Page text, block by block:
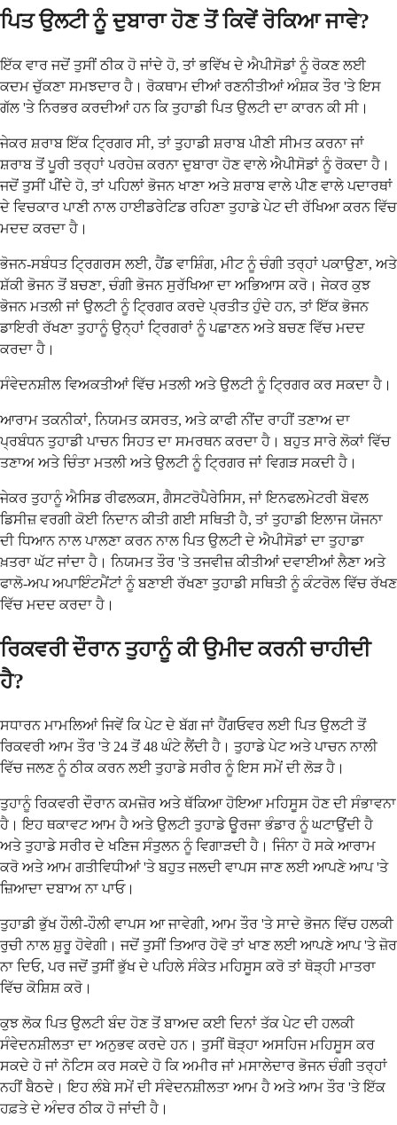
ਪਿਤ ਉਲਟੀ ਨੂੰ ਦੁਬਾਰਾ ਹੋਣ ਤੋਂ ਕਿਵੇਂ ਰੋਕਿਆ ਜਾਵੇ?
ਇੱਕ ਵਾਰ ਜਦੋਂ ਤੁਸੀਂ ਠੀਕ ਹੋ ਜਾਂਦੇ ਹੋ, ਤਾਂ ਭਵਿੱਖ ਦੇ ਐਪੀਸੋਡਾਂ ਨੂੰ ਰੋਕਣ ਲਈ
ਕਦਮ ਚੁੱਕਣਾ ਸਮਝਦਾਰ ਹੈ। ਰੋਕਥਾਮ ਦੀਆਂ ਰਣਨੀਤੀਆਂ ਅੰਸ਼ਕ ਤੌਰ 'ਤੇ ਇਸ
ਗੱਲ 'ਤੇ ਨਿਰਭਰ ਕਰਦੀਆਂ ਹਨ ਕਿ ਤੁਹਾਡੀ ਪਿਤ ਉਲਟੀ ਦਾ ਕਾਰਨ ਕੀ ਸੀ।
ਜੇਕਰ ਸ਼ਰਾਬ ਇੱਕ ਟ੍ਰਿਗਰ ਸੀ, ਤਾਂ ਤੁਹਾਡੀ ਸ਼ਰਾਬ ਪੀਣੀ ਸੀਮਤ ਕਰਨਾ ਜਾਂ
ਸ਼ਰਾਬ ਤੋਂ ਪੂਰੀ ਤਰ੍ਹਾਂ ਪਰਹੇਜ਼ ਕਰਨਾ ਦੁਬਾਰਾ ਹੋਣ ਵਾਲੇ ਐਪੀਸੋਡਾਂ ਨੂੰ ਰੋਕਦਾ ਹੈ।
ਜਦੋਂ ਤੁਸੀਂ ਪੀਂਦੇ ਹੋ, ਤਾਂ ਪਹਿਲਾਂ ਭੋਜਨ ਖਾਣਾ ਅਤੇ ਸ਼ਰਾਬ ਵਾਲੇ ਪੀਣ ਵਾਲੇ ਪਦਾਰਥਾਂ
ਦੇ ਵਿਚਕਾਰ ਪਾਣੀ ਨਾਲ ਹਾਈਡਰੇਟਿਡ ਰਹਿਣਾ ਤੁਹਾਡੇ ਪੇਟ ਦੀ ਰੱਖਿਆ ਕਰਨ ਵਿੱਚ
ਮਦਦ ਕਰਦਾ ਹੈ।
ਭੋਜਨ-ਸਬੰਧਤ ਟ੍ਰਿਗਰਸ ਲਈ, ਹੈਂਡ ਵਾਸ਼ਿੰਗ, ਮੀਟ ਨੂੰ ਚੰਗੀ ਤਰ੍ਹਾਂ ਪਕਾਉਣਾ, ਅਤੇ
ਸ਼ੱਕੀ ਭੋਜਨ ਤੋਂ ਬਚਣਾ, ਚੰਗੀ ਭੋਜਨ ਸੁਰੱਖਿਆ ਦਾ ਅਭਿਆਸ ਕਰੋ। ਜੇਕਰ ਕੁਝ
ਭੋਜਨ ਮਤਲੀ ਜਾਂ ਉਲਟੀ ਨੂੰ ਟ੍ਰਿਗਰ ਕਰਦੇ ਪ੍ਰਤੀਤ ਹੁੰਦੇ ਹਨ, ਤਾਂ ਇੱਕ ਭੋਜਨ
ਡਾਇਰੀ ਰੱਖਣਾ ਤੁਹਾਨੂੰ ਉਨ੍ਹਾਂ ਟ੍ਰਿਗਰਾਂ ਨੂੰ ਪਛਾਣਨ ਅਤੇ ਬਚਣ ਵਿੱਚ ਮਦਦ
ਕਰਦਾ ਹੈ।
ਸੰਵੇਦਨਸ਼ੀਲ ਵਿਅਕਤੀਆਂ ਵਿੱਚ ਮਤਲੀ ਅਤੇ ਉਲਟੀ ਨੂੰ ਟ੍ਰਿਗਰ ਕਰ ਸਕਦਾ ਹੈ।
ਆਰਾਮ ਤਕਨੀਕਾਂ, ਨਿਯਮਤ ਕਸਰਤ, ਅਤੇ ਕਾਫੀ ਨੀਂਦ ਰਾਹੀਂ ਤਣਾਅ ਦਾ
ਪ੍ਰਬੰਧਨ ਤੁਹਾਡੀ ਪਾਚਨ ਸਿਹਤ ਦਾ ਸਮਰਥਨ ਕਰਦਾ ਹੈ। ਬਹੁਤ ਸਾਰੇ ਲੋਕਾਂ ਵਿੱਚ
ਤਣਾਅ ਅਤੇ ਚਿੰਤਾ ਮਤਲੀ ਅਤੇ ਉਲਟੀ ਨੂੰ ਟ੍ਰਿਗਰ ਜਾਂ ਵਿਗੜ ਸਕਦੀ ਹੈ।
ਜੇਕਰ ਤੁਹਾਨੂੰ ਐਸਿਡ ਰੀਫਲਕਸ, ਗੈਸਟਰੋਪੈਰੇਸਿਸ, ਜਾਂ ਇਨਫਲਮੇਟਰੀ ਬੋਵਲ
ਡਿਸੀਜ਼ ਵਰਗੀ ਕੋਈ ਨਿਦਾਨ ਕੀਤੀ ਗਈ ਸਥਿਤੀ ਹੈ, ਤਾਂ ਤੁਹਾਡੀ ਇਲਾਜ ਯੋਜਨਾ
ਦੀ ਧਿਆਨ ਨਾਲ ਪਾਲਣਾ ਕਰਨ ਨਾਲ ਪਿਤ ਉਲਟੀ ਦੇ ਐਪੀਸੋਡਾਂ ਦਾ ਤੁਹਾਡਾ
ਖ਼ਤਰਾ ਘੱਟ ਜਾਂਦਾ ਹੈ। ਨਿਯਮਤ ਤੌਰ 'ਤੇ ਤਜਵੀਜ਼ ਕੀਤੀਆਂ ਦਵਾਈਆਂ ਲੈਣਾ ਅਤੇ
ਫਾਲੋ-ਅਪ ਅਪਾਇੰਟਮੈਂਟਾਂ ਨੂੰ ਬਣਾਈ ਰੱਖਣਾ ਤੁਹਾਡੀ ਸਥਿਤੀ ਨੂੰ ਕੰਟਰੋਲ ਵਿੱਚ ਰੱਖਣ
ਵਿੱਚ ਮਦਦ ਕਰਦਾ ਹੈ।
ਰਿਕਵਰੀ ਦੌਰਾਨ ਤੁਹਾਨੂੰ ਕੀ ਉਮੀਦ ਕਰਨੀ ਚਾਹੀਦੀ
ਹੈ?
ਸਧਾਰਨ ਮਾਮਲਿਆਂ ਜਿਵੇਂ ਕਿ ਪੇਟ ਦੇ ਬੱਗ ਜਾਂ ਹੈਂਗਓਵਰ ਲਈ ਪਿਤ ਉਲਟੀ ਤੋਂ
ਰਿਕਵਰੀ ਆਮ ਤੌਰ 'ਤੇ 24 ਤੋਂ 48 ਘੰਟੇ ਲੈਂਦੀ ਹੈ। ਤੁਹਾਡੇ ਪੇਟ ਅਤੇ ਪਾਚਨ ਨਾਲੀ
ਵਿੱਚ ਜਲਣ ਨੂੰ ਠੀਕ ਕਰਨ ਲਈ ਤੁਹਾਡੇ ਸਰੀਰ ਨੂੰ ਇਸ ਸਮੇਂ ਦੀ ਲੋੜ ਹੈ।
ਤੁਹਾਨੂੰ ਰਿਕਵਰੀ ਦੌਰਾਨ ਕਮਜ਼ੋਰ ਅਤੇ ਥੱਕਿਆ ਹੋਇਆ ਮਹਿਸੂਸ ਹੋਣ ਦੀ ਸੰਭਾਵਨਾ
ਹੈ। ਇਹ ਥਕਾਵਟ ਆਮ ਹੈ ਅਤੇ ਉਲਟੀ ਤੁਹਾਡੇ ਊਰਜਾ ਭੰਡਾਰ ਨੂੰ ਘਟਾਉਂਦੀ ਹੈ
ਅਤੇ ਤੁਹਾਡੇ ਸਰੀਰ ਦੇ ਖਣਿਜ ਸੰਤੁਲਨ ਨੂੰ ਵਿਗਾੜਦੀ ਹੈ। ਜਿੰਨਾ ਹੋ ਸਕੇ ਆਰਾਮ
ਕਰੋ ਅਤੇ ਆਮ ਗਤੀਵਿਧੀਆਂ 'ਤੇ ਬਹੁਤ ਜਲਦੀ ਵਾਪਸ ਜਾਣ ਲਈ ਆਪਣੇ ਆਪ 'ਤੇ
ਜ਼ਿਆਦਾ ਦਬਾਅ ਨਾ ਪਾਓ।
ਤੁਹਾਡੀ ਭੁੱਖ ਹੌਲੀ-ਹੌਲੀ ਵਾਪਸ ਆ ਜਾਵੇਗੀ, ਆਮ ਤੌਰ 'ਤੇ ਸਾਦੇ ਭੋਜਨ ਵਿੱਚ ਹਲਕੀ
ਰੁਚੀ ਨਾਲ ਸ਼ੁਰੂ ਹੋਵੇਗੀ। ਜਦੋਂ ਤੁਸੀਂ ਤਿਆਰ ਹੋਵੋ ਤਾਂ ਖਾਣ ਲਈ ਆਪਣੇ ਆਪ 'ਤੇ ਜ਼ੋਰ
ਨਾ ਦਿਓ, ਪਰ ਜਦੋਂ ਤੁਸੀਂ ਭੁੱਖ ਦੇ ਪਹਿਲੇ ਸੰਕੇਤ ਮਹਿਸੂਸ ਕਰੋ ਤਾਂ ਥੋੜ੍ਹੀ ਮਾਤਰਾ
ਵਿੱਚ ਕੋਸ਼ਿਸ਼ ਕਰੋ।
ਕੁਝ ਲੋਕ ਪਿਤ ਉਲਟੀ ਬੰਦ ਹੋਣ ਤੋਂ ਬਾਅਦ ਕਈ ਦਿਨਾਂ ਤੱਕ ਪੇਟ ਦੀ ਹਲਕੀ
ਸੰਵੇਦਨਸ਼ੀਲਤਾ ਦਾ ਅਨੁਭਵ ਕਰਦੇ ਹਨ। ਤੁਸੀਂ ਥੋੜ੍ਹਾ ਅਸਹਿਜ ਮਹਿਸੂਸ ਕਰ
ਸਕਦੇ ਹੋ ਜਾਂ ਨੋਟਿਸ ਕਰ ਸਕਦੇ ਹੋ ਕਿ ਅਮੀਰ ਜਾਂ ਮਸਾਲੇਦਾਰ ਭੋਜਨ ਚੰਗੀ ਤਰ੍ਹਾਂ
ਨਹੀਂ ਬੈਠਦੇ। ਇਹ ਲੰਬੇ ਸਮੇਂ ਦੀ ਸੰਵੇਦਨਸ਼ੀਲਤਾ ਆਮ ਹੈ ਅਤੇ ਆਮ ਤੌਰ 'ਤੇ ਇੱਕ
ਹਫ਼ਤੇ ਦੇ ਅੰਦਰ ਠੀਕ ਹੋ ਜਾਂਦੀ ਹੈ।